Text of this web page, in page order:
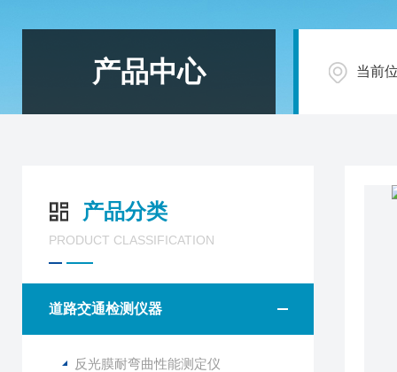
产品中心 当前
产品分类
PRODUCT CLASSIFICATION
道路交通检测仪器
反光膜耐弯曲性能测定仪